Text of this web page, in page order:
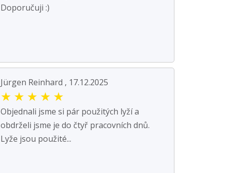
Doporučuji :)
Jürgen Reinhard , 17.12.2025
★ ★ ★ ★ ★
Objednali jsme si pár použitých lyží a
obdrželi jsme je do čtyř pracovních dnů.
Lyže jsou použité...